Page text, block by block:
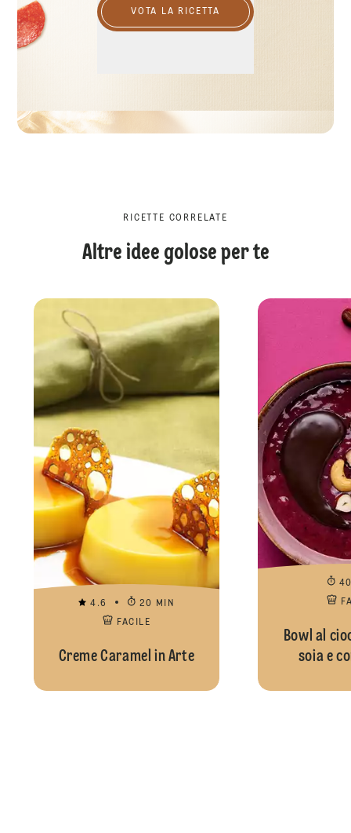
VOTA LA RICETTA
RICETTE CORRELATE
Altre idee golose per te
4.6
20 MIN
FACILE
Creme Caramel in Arte
Bowl al
soia e